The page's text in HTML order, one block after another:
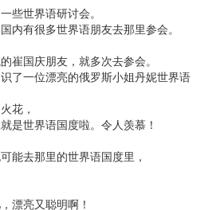
些世界语研讨会。
内有很多世界语朋友去那里参会。
崔国庆朋友，就多次去参会。
了一位漂亮的俄罗斯小姐丹妮世界语
花，
是世界语国度啦。令人羡慕！
能去那里的世界语国度里，
漂亮又聪明啊！